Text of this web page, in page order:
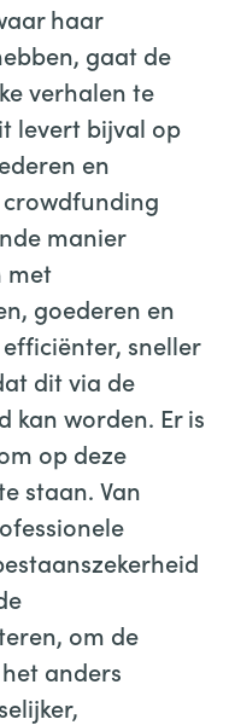
haar
gaat de
verhalen te
levert bijval op
en
manier
met
goederen en
sneller
dit via de
kan worden. Er is
op deze
staan. Van
om de
anders